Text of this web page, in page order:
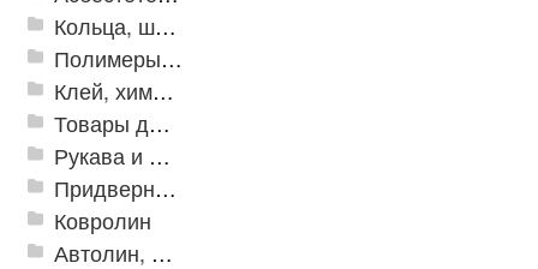
Кольца, шайбы, манжеты
Полимеры и пластики
Клей, химия, сопутствующие товары
Товары для дома
Рукава и шланги промышленные
Придверные решетки
Ковролин
Автолин, Транслин, Линолеум